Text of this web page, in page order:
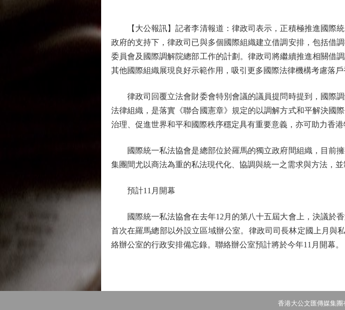
【大公報訊】記者李清報道：律政司表示，正積極推進國際
政府的支持下，律政司已與多個國際組織建立借調安排，包括借
委員會及國際調解院總部工作的計劃。律政司將繼續推進相關借
其他國際組織展現良好示範作用，吸引更多國際法律機構考慮落戶
律政司回覆立法會財委會特別會議的議員提問時提到，國際
法律組織，是落實《聯合國憲章》規定的以調解方式和平解決國
治理、促進世界和平和國際秩序穩定具有重要意義，亦可助力香港
國際統一私法協會是總部位於羅馬的獨立政府間組織，目前擁
集團間尤以商法為重的私法現代化、協調與統一之需求與方法，
預計11月開幕
國際統一私法協會在去年12月的第八十五屆大會上，決議於香
首次在羅馬總部以外設立區域辦公室。律政司司長林定國上月與
絡辦公室的行政安排備忘錄。聯絡辦公室預計將於今年11月開幕。
香港大公文匯傳媒集